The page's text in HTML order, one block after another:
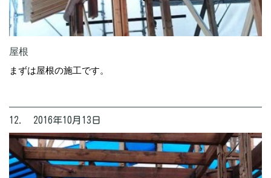
屋根
まずは屋根の施工です。
12. 2016年10月13日